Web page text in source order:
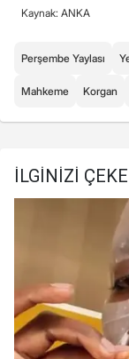
Kaynak: ANKA
Perşembe Yaylası
Mahkeme Korgan